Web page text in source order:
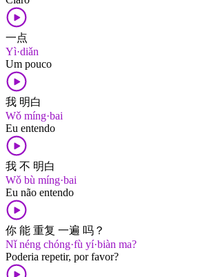
一点
Yì·diǎn
Um pouco
我 明白
Wǒ míng·bai
Eu entendo
我 不 明白
Wǒ bù míng·bai
Eu não entendo
你 能 重复 一遍 吗？
Nǐ néng chóng·fù yí·biàn ma?
Poderia repetir, por favor?